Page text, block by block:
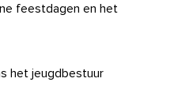
feestdagen en het
het jeugdbestuur